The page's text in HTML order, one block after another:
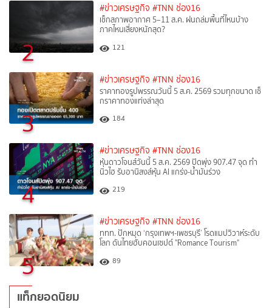
2
#ข่าวเศรษฐกิจ #TNN ช่อง16
เช็กสภาพอากาศ 5–11 ส.ค. ฝนถล่มพื้นที่ไหนบ้าง
ภาคไหนเสี่ยงหนักสุด?
121
3
#ข่าวเศรษฐกิจ #TNN ช่อง16
ราคาทองรูปพรรณวันนี้ 5 ส.ค. 2569 รวมทุกขนาด เช็
กราคาทองแท่งล่าสุด
184
4
#ข่าวเศรษฐกิจ #TNN ช่อง16
หุ้นดาวโจนส์วันนี้ 5 ส.ค. 2569 ปิดพุ่ง 907.47 จุด ทำ
นิวไฮ รับอานิสงส์หุ้น AI แกร่ง-น้ำมันร่วง
219
5
#ข่าวเศรษฐกิจ #TNN ช่อง16
ททท. ปักหมุด ‘กรุงเทพฯ-เพชรบุรี’ โรดแมปวิวาห์ระดับ
โลก ดันไทยฮับคอนเซปต์ "Romance Tourism"
89
แท็กยอดนิยม